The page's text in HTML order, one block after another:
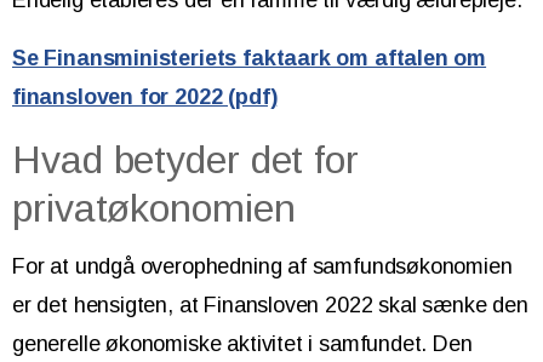
Se Finansministeriets faktaark om aftalen om
finansloven for 2022 (pdf)
Hvad betyder det for
privatøkonomien
For at undgå overophedning af samfundsøkonomien
er det hensigten, at Finansloven 2022 skal sænke den
generelle økonomiske aktivitet i samfundet. Den